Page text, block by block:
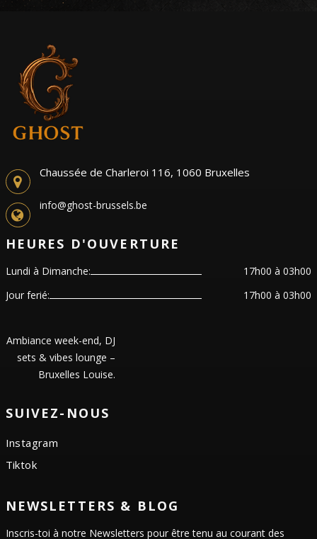
Chaussée de Charleroi 116, 1060 Bruxelles
info@ghost-brussels.be
HEURES D'OUVERTURE
Lundi à Dimanche:
17h00 à 03h00
Jour ferié:
17h00 à 03h00
Ambiance week-end, DJ
sets & vibes lounge –
Bruxelles Louise.
SUIVEZ-NOUS
Instagram
Tiktok
NEWSLETTERS & BLOG
Inscris-toi à notre Newsletters pour être tenu au courant des